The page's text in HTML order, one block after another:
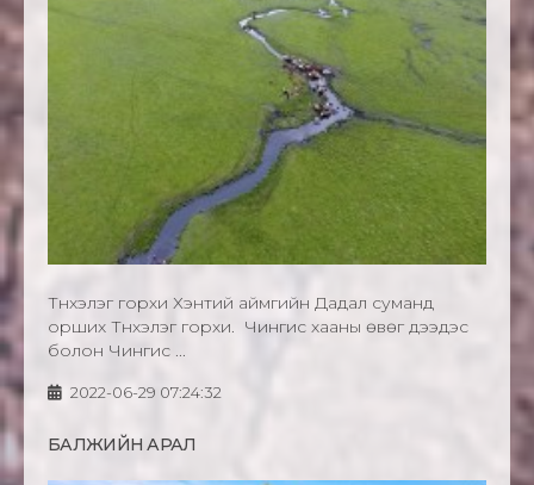
Түнхэлэг горхи Хэнтий аймгийн Дадал суманд
орших Түнхэлэг горхи. Чингис хааны өвөг дээдэс
болон Чингис ...
2022-06-29 07:24:32
БАЛЖИЙН АРАЛ